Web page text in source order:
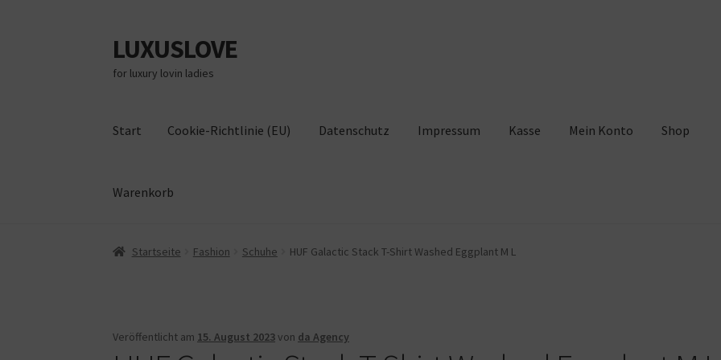
Zur
Navigation
springen
Zum
Inhalt
springen
LUXUSLOVE
for luxury lovin ladies
Start Cookie-Richtlinie (EU) Datenschutz Impressum Kasse Mein Konto Shop
Warenkorb
Start Cookie-Richtlinie (EU) Datenschutz Impressum Kasse Mein Konto Shop
Startseite Fashion Schuhe HUF Galactic Stack T-Shirt Washed Eggplant M L
Veröffentlicht am 15. August 2023von da Agency